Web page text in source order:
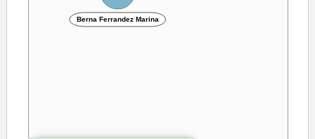
Berna Ferrandez Marina